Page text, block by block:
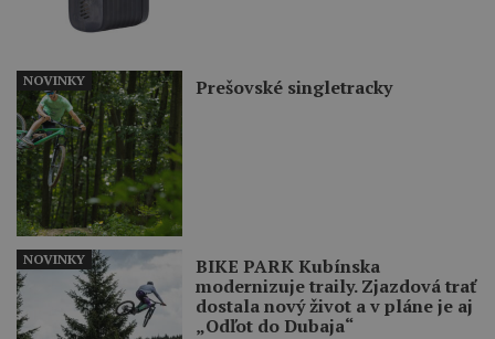
Prešovské singletracky
NOVINKY
BIKE PARK Kubínska
modernizuje traily. Zjazdová trať
dostala nový život a v pláne je aj
„Odľot do Dubaja“
NOVINKY